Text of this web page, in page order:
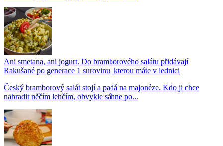
Ani smetana, ani jogurt. Do bramborového salátu přidávají
Rakušané po generace 1 surovinu, kterou máte v lednici
Český bramborový salát stojí a padá na majonéze. Kdo ji chce
nahradit něčím lehčím, obvykle sáhne po...